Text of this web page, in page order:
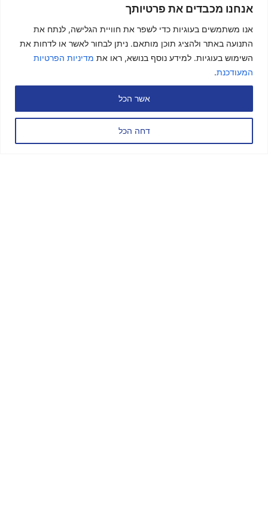
אנחנו מכבדים את פרטיותך
אנו משתמשים בעוגיות כדי לשפר את חוויית הגלישה, לנתח את
התנועה באתר ולהציג תוכן מותאם. ניתן לבחור לאשר או לדחות את
השימוש בעוגיות. למידע נוסף בנושא, ראו את מדיניות הפרטיות
המעודכנת.
דחה הכל
אשר הכל